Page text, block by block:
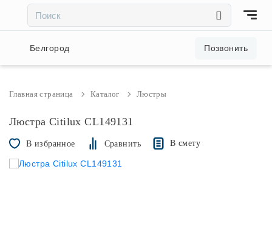
Акции и скидки
Светильники
Белгород Позвонить
Главная страница Каталог Люстры
Люстра Citilux CL149131
В избранное Сравнить В смету
××